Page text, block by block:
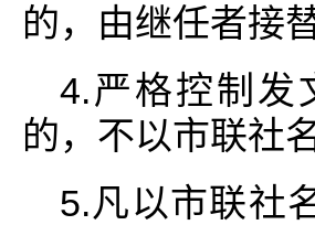
的，由继任者接
4.严格控制发
的，不以市联社
5.凡以市联社